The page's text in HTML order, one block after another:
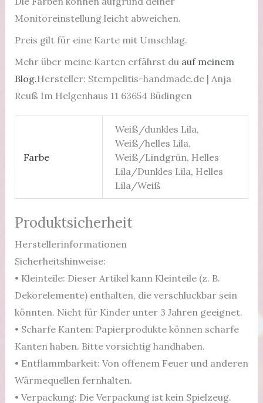
Monitoreinstellung leicht abweichen.
Preis gilt für eine Karte mit Umschlag.
Mehr über meine Karten erfährst du auf meinem
Blog.Hersteller: Stempelitis-handmade.de | Anja
Reuß Im Helgenhaus 11 63654 Büdingen
Farbe
Weiß/dunkles Lila,
Weiß/helles Lila,
Weiß/Lindgrün, Helles
Lila/Dunkles Lila, Helles
Lila/Weiß
Produktsicherheit
Herstellerinformationen
Sicherheitshinweise:
• Kleinteile: Dieser Artikel kann Kleinteile (z. B.
Dekorelemente) enthalten, die verschluckbar sein
könnten. Nicht für Kinder unter 3 Jahren geeignet.
• Scharfe Kanten: Papierprodukte können scharfe
Kanten haben. Bitte vorsichtig handhaben.
• Entflammbarkeit: Von offenem Feuer und anderen
Wärmequellen fernhalten.
• Verpackung: Die Verpackung ist kein Spielzeug.